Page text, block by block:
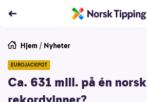
Hjem / Nyheter
EUROJACKPOT
Ca. 631 mill. på én norsk